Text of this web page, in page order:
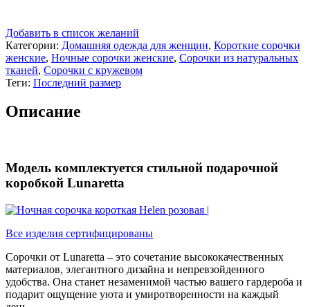
Добавить в список желаний
Категории: Домашняя одежда для женщин, Короткие сорочки
женские, Ночные сорочки женские, Сорочки из натуральных
тканей, Сорочки с кружевом
Теги: Последний размер
Описание
Модель комплектуется стильной подарочной
коробкой Lunaretta
Все изделия сертифицированы
Сорочки от Lunaretta – это сочетание высококачественных
материалов, элегантного дизайна и непревзойденного
удобства. Она станет незаменимой частью вашего гардероба и
подарит ощущение уюта и умиротворенности на каждый